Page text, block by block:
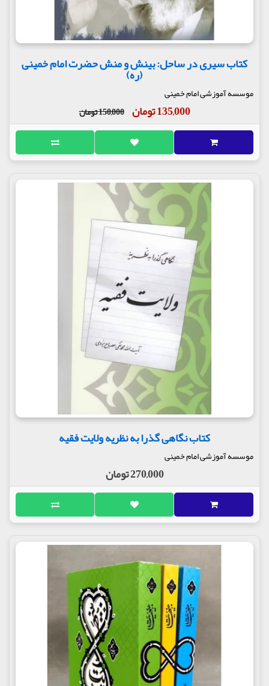
کتاب سیری در ساحل: بینش و منش حضرت امام خمینی
(ره)
موسسه آموزشی امام خمینی
135,000 تومان 150,000 تومان
کتاب نگاهی گذرا به نظریه ولایت فقیه
موسسه آموزشی امام خمینی
270,000 تومان